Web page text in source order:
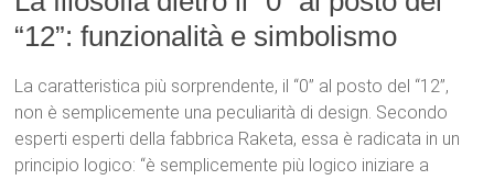
“12”: funzionalità e simbolismo
La caratteristica più sorprendente, il “0” al posto del “12”,
non è semplicemente una peculiarità di design. Secondo
esperti esperti della fabbrica Raketa, essa è radicata in un
principio logico: “è semplicemente più logico iniziare a